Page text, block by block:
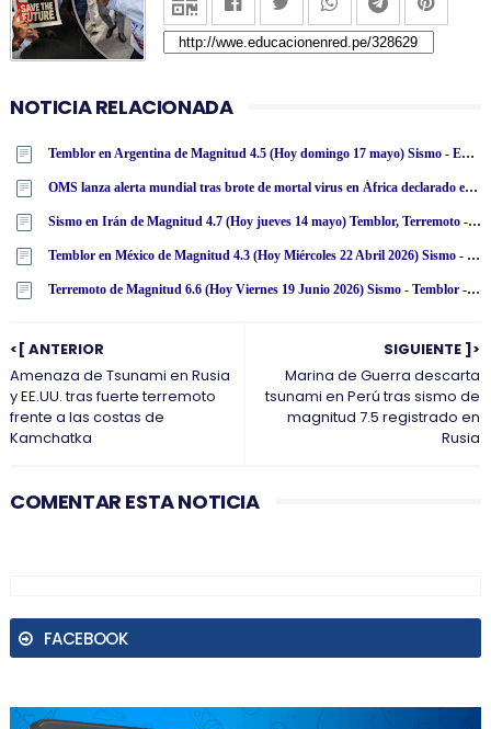
NOTICIA RELACIONADA
Temblor en Argentina de Magnitud 4.5 (Hoy domingo 17 mayo) Sismo - Epicentro - San Antonio de los Cobres - USGS
OMS lanza alerta mundial tras brote de mortal virus en África declarado emergencia de salud internacional
Sismo en Irán de Magnitud 4.7 (Hoy jueves 14 mayo) Temblor, Terremoto - Epicentro - Bardsīr - USGS
Temblor en México de Magnitud 4.3 (Hoy Miércoles 22 Abril 2026) Sismo - Epicentro - Salina Cruz - Oaxaca - OAX. - SSN - www·ssn·unam·mx
Terremoto de Magnitud 6.6 (Hoy Viernes 19 Junio 2026) Sismo - Temblor - Epicentro Kamchatka - USGS
SIGUIENTE ]>
Marina de Guerra descarta
tsunami en Perú tras sismo de
magnitud 7.5 registrado en
Rusia
<[ ANTERIOR
Amenaza de Tsunami en Rusia
y EE.UU. tras fuerte terremoto
frente a las costas de
Kamchatka
COMENTAR ESTA NOTICIA
FACEBOOK